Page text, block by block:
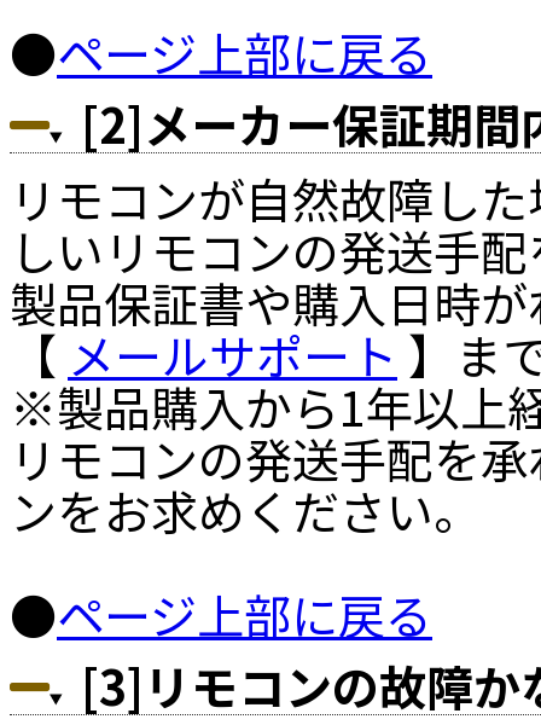
●ページ上部に戻る
[2]メーカー保証期
リモコンが自然故障し
しいリモコンの発送手
製品保証書や購入日時
【 メールサポート 】ま
※製品購入から1年以上
リモコンの発送手配を
ンをお求めください。
●ページ上部に戻る
[3]リモコンの故障